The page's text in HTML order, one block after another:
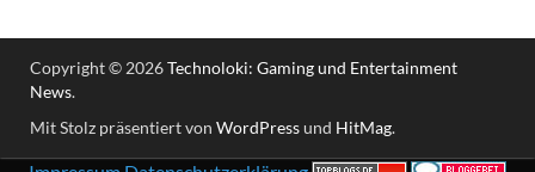
Copyright © 2026Technoloki: Gaming und Entertainment
News.
Mit Stolz präsentiert von WordPressund HitMag.